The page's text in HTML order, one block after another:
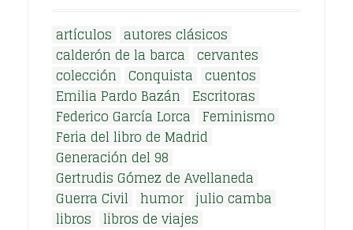
artículos
autores clásicos
calderón de la barca cervantes
colección Conquista cuentos
Emilia Pardo Bazán
Escritoras
Federico García Lorca
Feminismo
Feria del libro de Madrid
Generación del 98
Gertrudis Gómez de Avellaneda
Guerra Civil humor julio camba
libros libros de viajes